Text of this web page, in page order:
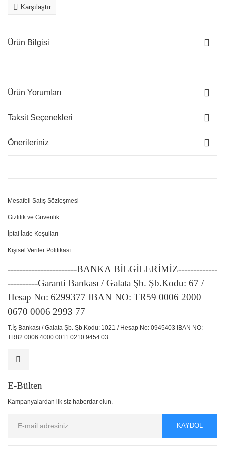
Karşılaştır
Ürün Bilgisi
Ürün Yorumları
Taksit Seçenekleri
Önerileriniz
Mesafeli Satış Sözleşmesi
Gizlilik ve Güvenlik
İptal İade Koşulları
Kişisel Veriler Politikası
-----------------------BANKA BİLGİLERİMİZ-------------
----------Garanti Bankası / Galata Şb. Şb.Kodu: 67 /
Hesap No: 6299377 IBAN NO: TR59 0006 2000
0670 0006 2993 77
T.İş Bankası / Galata Şb. Şb.Kodu: 1021 / Hesap No: 0945403 IBAN NO:
TR82 0006 4000 0011 0210 9454 03
E-Bülten
Kampanyalardan ilk siz haberdar olun.
KAYDOL